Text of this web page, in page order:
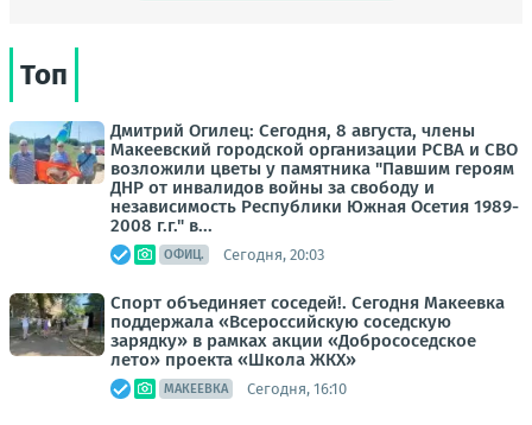
Топ
Дмитрий Огилец: Сегодня, 8 августа, члены
Макеевский городской организации РСВА и СВО
возложили цветы у памятника "Павшим героям
ДНР от инвалидов войны за свободу и
независимость Республики Южная Осетия 1989-
2008 г.г." в...
ОФИЦ. Сегодня, 20:03
Спорт объединяет соседей!. Сегодня Макеевка
поддержала «Всероссийскую соседскую
зарядку» в рамках акции «Добрососедское
лето» проекта «Школа ЖКХ»
МАКЕЕВКА Сегодня, 16:10